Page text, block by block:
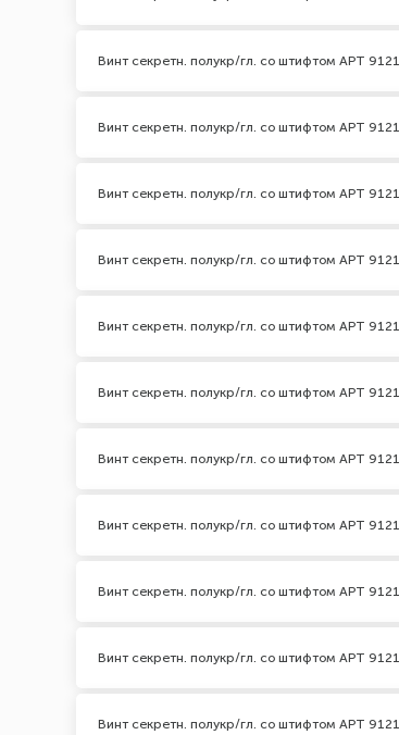
Винт секретн. полукр/гл. со штифтом АРТ
Винт секретн. полукр/гл. со штифтом АРТ
Винт секретн. полукр/гл. со штифтом АРТ
Винт секретн. полукр/гл. со штифтом АРТ
Винт секретн. полукр/гл. со штифтом АРТ
Винт секретн. полукр/гл. со штифтом АРТ
Винт секретн. полукр/гл. со штифтом АРТ
Винт секретн. полукр/гл. со штифтом АРТ
Винт секретн. полукр/гл. со штифтом АРТ
Винт секретн. полукр/гл. со штифтом АРТ
Винт секретн. полукр/гл. со штифтом АРТ